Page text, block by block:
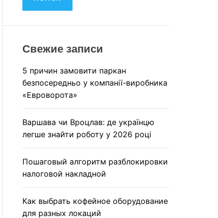
D
и
:
Свежие записи
5 причин замовити паркан
безпосередньо у компанії-виробника
«Евроворота»
Варшава чи Вроцлав: де українцю
легше знайти роботу у 2026 році
Пошаговый алгоритм разблокировки
налоговой накладной
Как выбрать кофейное оборудование
для разных локаций